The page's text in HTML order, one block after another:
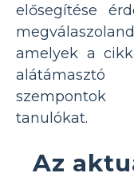
elősegítése
amelyek a
szempontok
tanulókat.
Az